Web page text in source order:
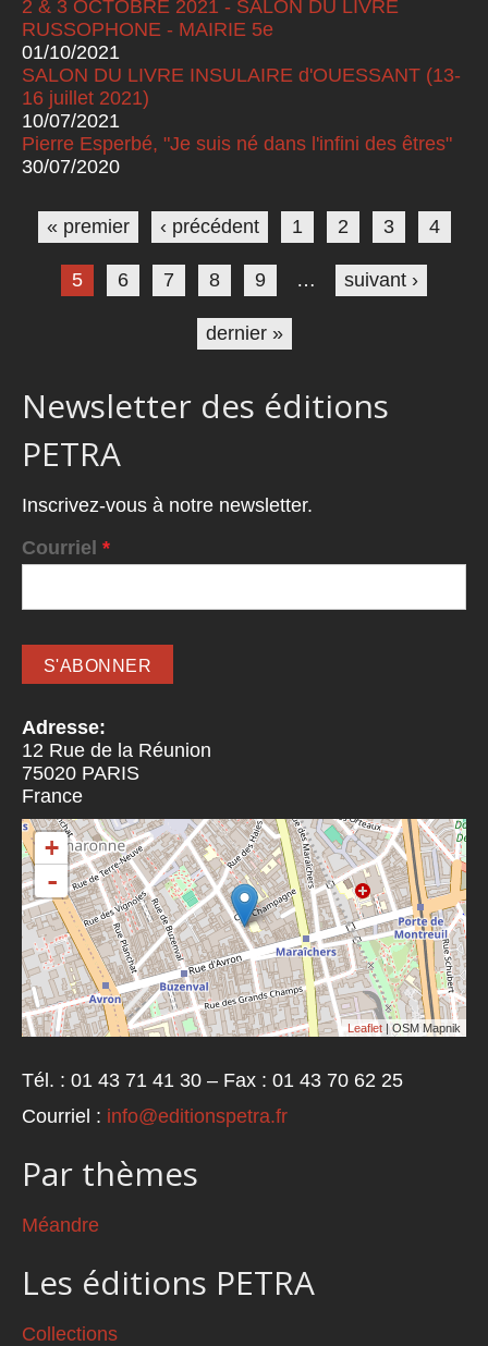
2 & 3 OCTOBRE 2021 - SALON DU LIVRE
RUSSOPHONE - MAIRIE 5e
01/10/2021
SALON DU LIVRE INSULAIRE d'OUESSANT (13-
16 juillet 2021)
10/07/2021
Pierre Esperbé, "Je suis né dans l'infini des êtres"
30/07/2020
Pages
« premier ‹ précédent 1 2 3 4
5 6 7 8 9 … suivant ›
dernier »
Newsletter des éditions
PETRA
Inscrivez-vous à notre newsletter.
Courriel *
Adresse:
12 Rue de la Réunion
75020 PARIS
France
+
-
Leaflet | OSM Mapnik
Tél. : 01 43 71 41 30 – Fax : 01 43 70 62 25
Courriel : info@editionspetra.fr
Par thèmes
Méandre
Les éditions PETRA
Collections